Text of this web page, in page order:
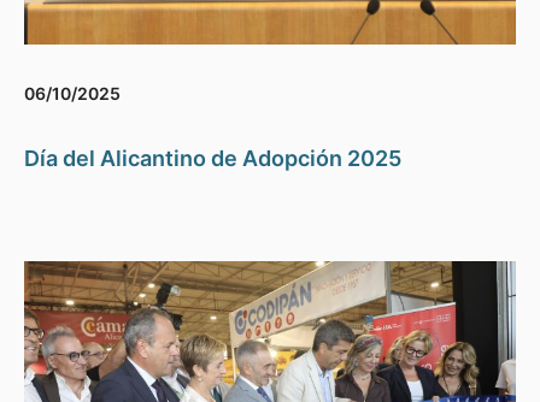
06/10/2025
Día del Alicantino de Adopción 2025